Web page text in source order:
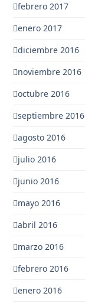
febrero 2017
enero 2017
diciembre 2016
noviembre 2016
octubre 2016
septiembre 2016
agosto 2016
julio 2016
junio 2016
mayo 2016
abril 2016
marzo 2016
febrero 2016
enero 2016